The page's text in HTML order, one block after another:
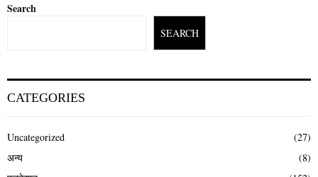
Search
SEARCH
CATEGORIES
Uncategorized
(27)
अन्य
(8)